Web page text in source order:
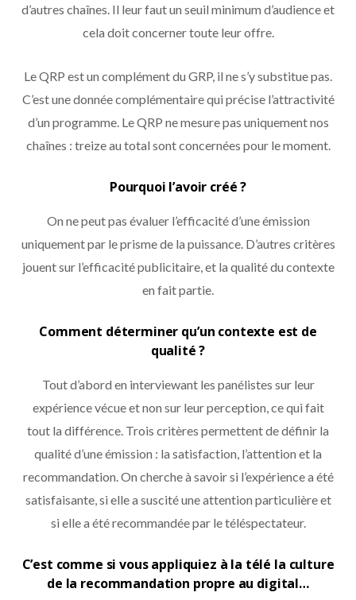
d’autres chaînes. Il leur faut un seuil minimum d’audience et
cela doit concerner toute leur offre.
Le QRP est un complément du GRP, il ne s’y substitue pas.
C’est une donnée complémentaire qui précise l’attractivité
d’un programme. Le QRP ne mesure pas uniquement nos
chaînes : treize au total sont concernées pour le moment.
Pourquoi l’avoir créé ?
On ne peut pas évaluer l’efficacité d’une émission
uniquement par le prisme de la puissance. D’autres critères
jouent sur l’efficacité publicitaire, et la qualité du contexte
en fait partie.
Comment déterminer qu’un contexte est de
qualité ?
Tout d’abord en interviewant les panélistes sur leur
expérience vécue et non sur leur perception, ce qui fait
tout la différence. Trois critères permettent de définir la
qualité d’une émission : la satisfaction, l’attention et la
recommandation. On cherche à savoir si l’expérience a été
satisfaisante, si elle a suscité une attention particulière et
si elle a été recommandée par le téléspectateur.
C’est comme si vous appliquiez à la télé la culture
de la recommandation propre au digital…